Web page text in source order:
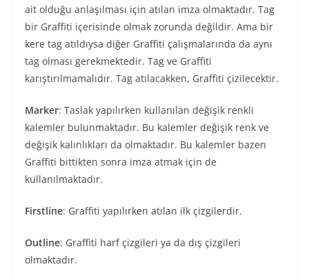
ait olduğu anlaşılması için atılan imza olmaktadır. Tag
bir Graffiti içerisinde olmak zorunda değildir. Ama bir
kere tag atıldıysa diğer Graffiti çalışmalarında da aynı
tag olması gerekmektedir. Tag ve Graffiti
karıştırılmamalıdır. Tag atılacakken, Graffiti çizilecektir.
Marker: Taslak yapılırken kullanılan değişik renkli
kalemler bulunmaktadır. Bu kalemler değişik renk ve
değişik kalınlıkları da olmaktadır. Bu kalemler bazen
Graffiti bittikten sonra imza atmak için de
kullanılmaktadır.
Firstline: Graffiti yapılırken atılan ilk çizgilerdir.
Outline: Graffiti harf çizgileri ya da dış çizgileri
olmaktadır.